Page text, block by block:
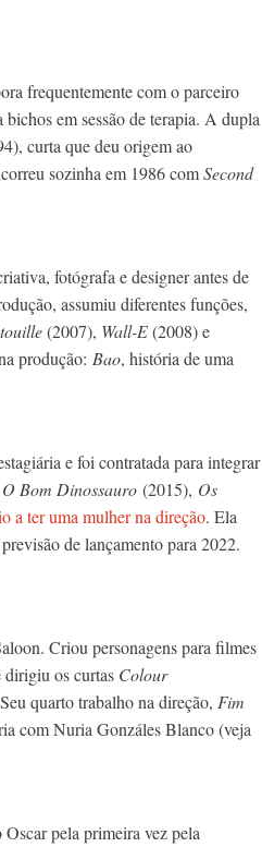
frequentemente com o parceiro
bichos em sessão de terapia. A dupla
curta que deu origem ao
sozinha em 1986 comSecond
fotógrafa e designer antes de
assumiu diferentes funções,
(2007), Wall-E(2008) e
produção: Bao, história de uma
e foi contratada para integrar
O Bom Dinossauro (2015), Os
a ter uma mulher na direção. Ela
de lançamento para 2022.
Criou personagens para filmes
dirigiu os curtas Colour
quarto trabalho na direção, Fim
com Nuria Gonzáles Blanco (veja
pela primeira vez pela